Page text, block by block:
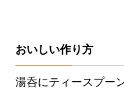
おいしい作り方
湯呑にティースプー